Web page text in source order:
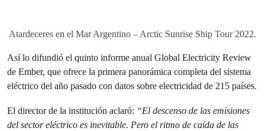
Atardeceres en el Mar Argentino – Arctic Sunrise Ship Tour 2022.
Así lo difundió el quinto informe anual Global Electricity Review
de Ember, que ofrece la primera panorámica completa del sistema
eléctrico del año pasado con datos sobre electricidad de 215 países.
El director de la institución aclaró: “El descenso de las emisiones
del sector eléctrico es inevitable. Pero el ritmo de caída de las